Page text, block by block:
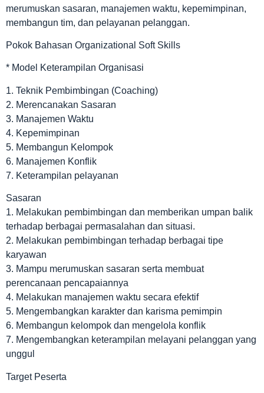
merumuskan sasaran, manajemen waktu, kepemimpinan,
membangun tim, dan pelayanan pelanggan.
Pokok Bahasan Organizational Soft Skills
* Model Keterampilan Organisasi
1. Teknik Pembimbingan (Coaching)
2. Merencanakan Sasaran
3. Manajemen Waktu
4. Kepemimpinan
5. Membangun Kelompok
6. Manajemen Konflik
7. Keterampilan pelayanan
Sasaran
1. Melakukan pembimbingan dan memberikan umpan balik
terhadap berbagai permasalahan dan situasi.
2. Melakukan pembimbingan terhadap berbagai tipe
karyawan
3. Mampu merumuskan sasaran serta membuat
perencanaan pencapaiannya
4. Melakukan manajemen waktu secara efektif
5. Mengembangkan karakter dan karisma pemimpin
6. Membangun kelompok dan mengelola konflik
7. Mengembangkan keterampilan melayani pelanggan yang
unggul
Target Peserta